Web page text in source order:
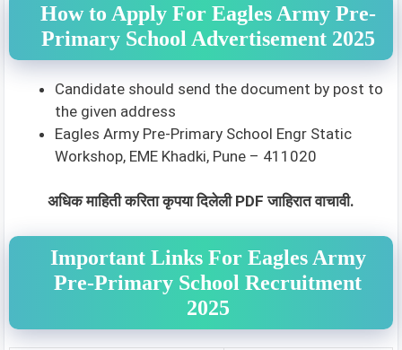
How to Apply For Eagles Army Pre-
Primary School Advertisement 2025
Candidate should send the document by post to
the given address
Eagles Army Pre-Primary School Engr Static
Workshop, EME Khadki, Pune – 411020
अधिक माहिती करिता कृपया दिलेली PDF जाहिरात वाचावी.
Important Links For Eagles Army
Pre-Primary School Recruitment
2025